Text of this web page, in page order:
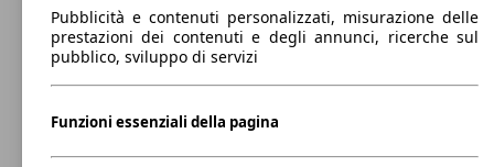
Lunghezza
4070 mm
Altezza
1450 mm
Larghezza
1730 mm
Passo
2580 mm
Carico massimo
445 kg
Porte
5
Pubblicità e contenuti personalizzati, misurazione delle
prestazioni dei contenuti e degli annunci, ricerche sul
pubblico, sviluppo di servizi
Funzioni essenziali della pagina